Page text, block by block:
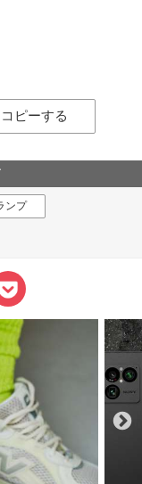
ピーする
ンプ